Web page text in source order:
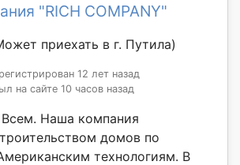
"RICH COMPANY"
приехать в г. Путила)
12 лет назад
на сайте 10 часов назад
Наша компания
домов по
технологиям. В